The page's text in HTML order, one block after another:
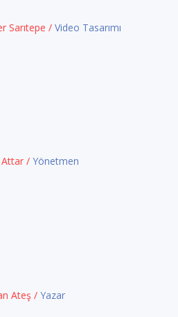
Sarıtepe /Video Tasarımı
Attar /Yönetmen
Ateş /Yazar